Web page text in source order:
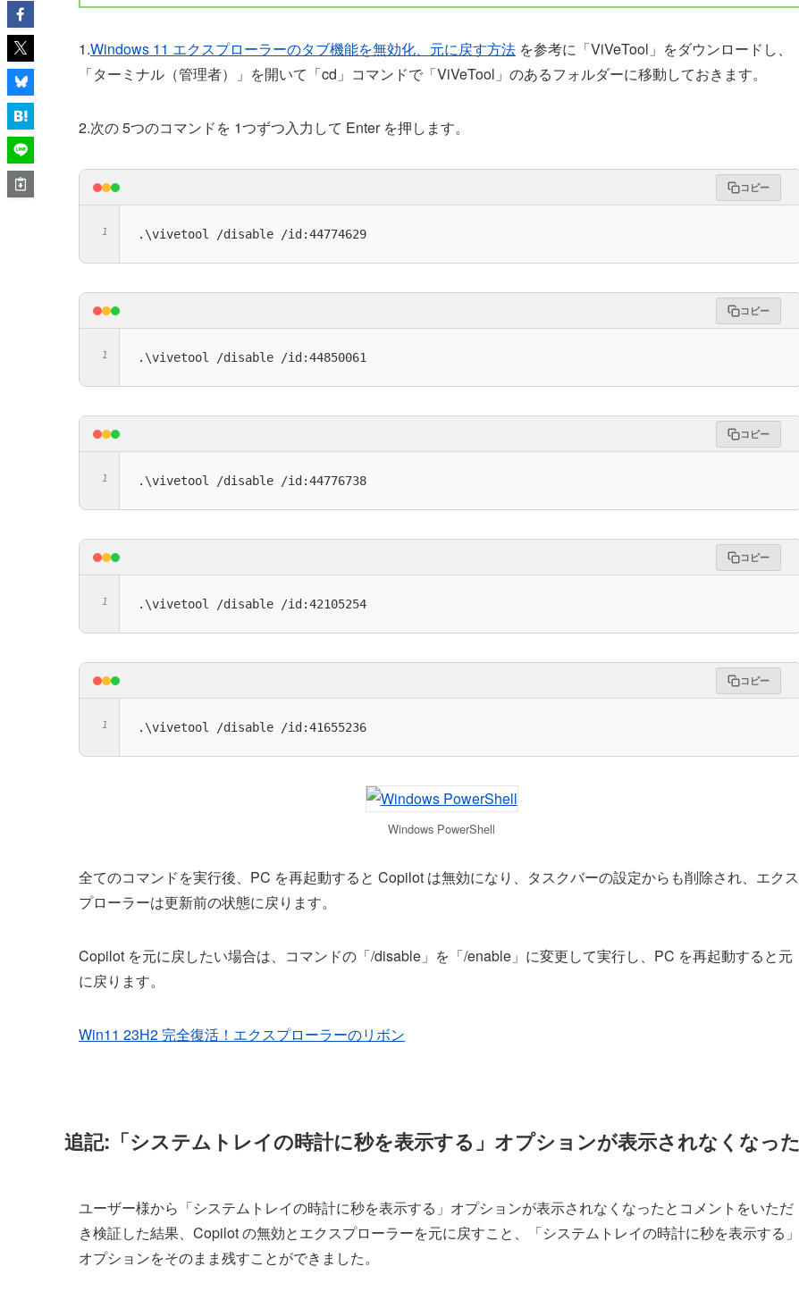
1.Windows 11 エクスプローラーのタブ機能を無効化、元に戻す方法 を参考に「ViVeTool」をダウンロードし、
「ターミナル（管理者）」を開いて「cd」コマンドで「ViVeTool」のあるフォルダーに移動しておきます。
2.次の 5つのコマンドを 1つずつ入力して Enter を押します。
コピー
.\vivetool /disable /id:44774629
コピー
.\vivetool /disable /id:44850061
コピー
.\vivetool /disable /id:44776738
コピー
.\vivetool /disable /id:42105254
コピー
.\vivetool /disable /id:41655236
Windows PowerShell
全てのコマンドを実行後、PC を再起動すると Copilot は無効になり、タスクバーの設定からも削除され、エクス
プローラーは更新前の状態に戻ります。
Copilot を元に戻したい場合は、コマンドの「/disable」を「/enable」に変更して実行し、PC を再起動すると元
に戻ります。
Win11 23H2 完全復活！エクスプローラーのリボン
追記:「システムトレイの時計に秒を表示する」オプションが表示されなくなった
ユーザー様から「システムトレイの時計に秒を表示する」オプションが表示されなくなったとコメントをいただ
き検証した結果、Copilot の無効とエクスプローラーを元に戻すこと、「システムトレイの時計に秒を表示する」
オプションをそのまま残すことができました。